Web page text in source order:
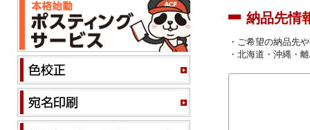
納品先情
・ご希望の納品先
・北海道・沖縄・